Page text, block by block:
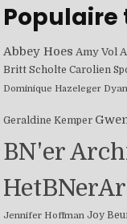
Populaire
Abbey Hoes Amy Vol
Britt Scholte Carolien
Dominique Hazeleger
Geraldine Kemper
BN'er
Jennifer Hoffman Joy